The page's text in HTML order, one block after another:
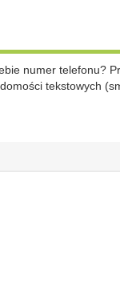
numer telefonu?
tekstowych